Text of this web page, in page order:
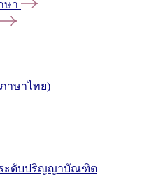
ษา
าษาไทย)
ระดับปริญญาบัณฑิต